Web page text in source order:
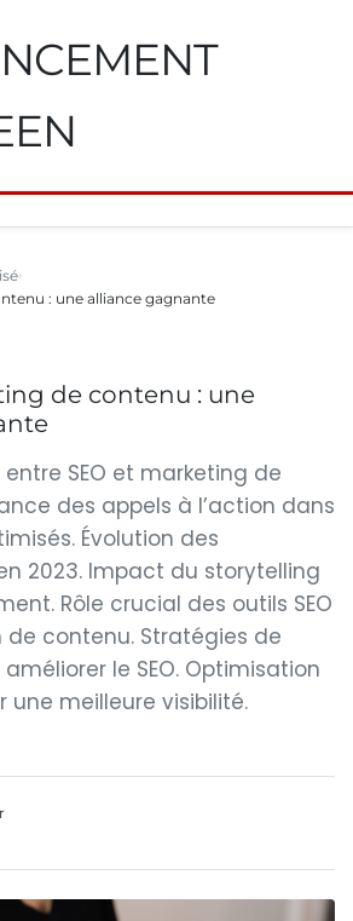
: une alliance gagnante
de contenu : une
entre SEO et marketing de
des appels à l’action dans
Évolution des
2023. Impact du storytelling
Rôle crucial des outils SEO
contenu. Stratégies de
le SEO. Optimisation
une meilleure visibilité.